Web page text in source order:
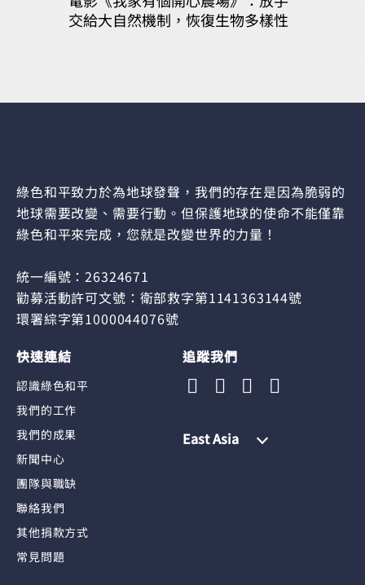
交給大自然機制，恢復生物多樣性
綠色和平致力於為地球發聲，我們的存在是因為脆弱的
地球需要改變、需要行動。但保護地球的使命不能僅靠
綠色和平來完成，您就是改變世界的力量！
統一編號：26324671
勸募活動許可文號：衛部救字第1141363144號
環署綜字第1000044076號
快速連結
認識綠色和平
我們的工作
我們的成果
新聞中心
團隊與職缺
聯絡我們
其他捐款方式
常見問題
追蹤我們
East Asia